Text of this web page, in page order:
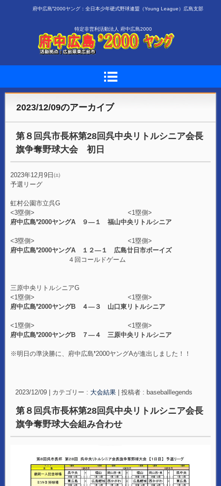
府中広島❜2000ヤング：全日本少年硬式野球連盟（Young League）広島支部
特定非営利活動法人 府中広島2000
2023/12/09のアーカイブ
第８回呉市長杯第28回呉中央リトルシニア会長
旗争奪野球大会 初日
2023年12月9日㈯
予選リーグ
虹村公園市立呉G
<3塁側> <1塁側>
府中広島❜2000ヤングA ９―１ 福山中央リトルシニア
<3塁側> <1塁側>
府中広島❜2000ヤングA １２―１ 広島廿日市ボーイズ
４回コールドゲーム
三原中央リトルシニアG
<1塁側> <1塁側>
府中広島❜2000ヤングB ４―３ 山口東リトルシニア
<1塁側> <1塁側>
府中広島❜2000ヤングB ７―４ 三原中央リトルシニア
※明日の準決勝に、府中広島❜2000ヤングAが進出しました！！
2023/12/09 カテゴリー : 大会結果 投稿者 : baseballlegends
第８回呉市長杯第28回呉中央リトルシニア会長
旗争奪野球大会組み合わせ